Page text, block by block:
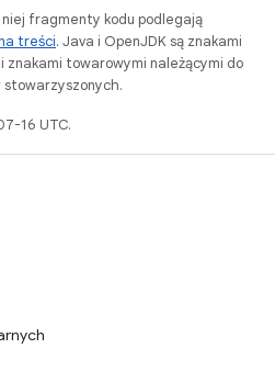
fragmenty kodu podlegają
treści. Java i OpenJDK są znakami
towarowymi należącymi do
16 UTC.